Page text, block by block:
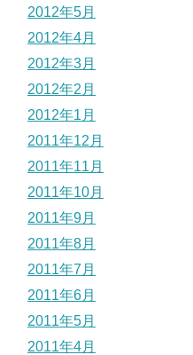
2012年5月
2012年4月
2012年3月
2012年2月
2012年1月
2011年12月
2011年11月
2011年10月
2011年9月
2011年8月
2011年7月
2011年6月
2011年5月
2011年4月